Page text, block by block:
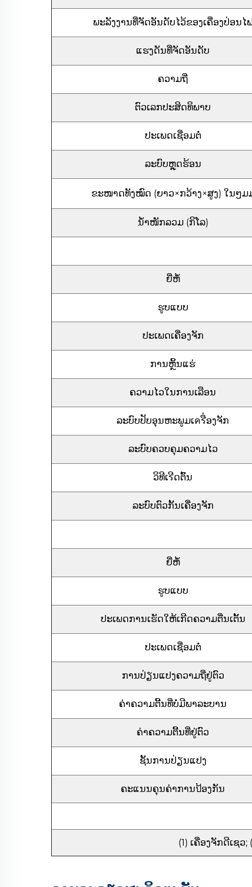
ພະລັງງານທີ່ຈັດອັນດັບໄວ້ຂອງເຄື່ອງປ່ອນໄ
ແຮງດັນທີ່ຈັດອັນດັບ
ຄວາມຖີ່
ຕົວເລກປະສິດທິພາບ
ປະເພດເຊື່ອມຕໍ່
ລະບົບຫຼຸດຮ້ອນ
ຂະໜາດທັງໝົດ (ຍາວ×ກວ້າງ×ສູງ) ໃນໆມ
ນ້ຳໜັກລວມ (ກິໂລ)
ຍີ່ຫໍ້
ຮູບແບບ
ປະເພດເຄື່ອງຈັກ
ການຫຼິ້ນແຮ່
ຄວາມໄວໃນການເລືອນ
ລະບົບປັບອຸນຫະພູມເครື່ອງຈັກ
ລະບົບຄວບຄຸມຄວາມໄວ
ວິທີເรີດຕົ້ນ
ລະບົບຕົວກັ້ນເຄື່ອງຈັກ
ຍີ່ຫໍ້
ຮູບແບບ
ປະເພດການເຮັດໃຫ້ເກີດຄວາມຕື່ນເຕັ້ນ
ປະເພດເຊື່ອມຕໍ່
ການປ່ຽນແປງຄວາມຖີ່ຢູ່ຕົວ
ຄ່າຄວາມຕີ້ນທີ່ບໍ່ມີພາລະບານ
ຄ່າຄວາມຕີ້ນທີ່ຢູ່ຕົວ
ຊັ້ນການປ່ຽນແປງ
ຄະແນນຄຸນຄ່າການป້ອງກັນ
(1) ເຄື່ອງຈັກດີເຊ